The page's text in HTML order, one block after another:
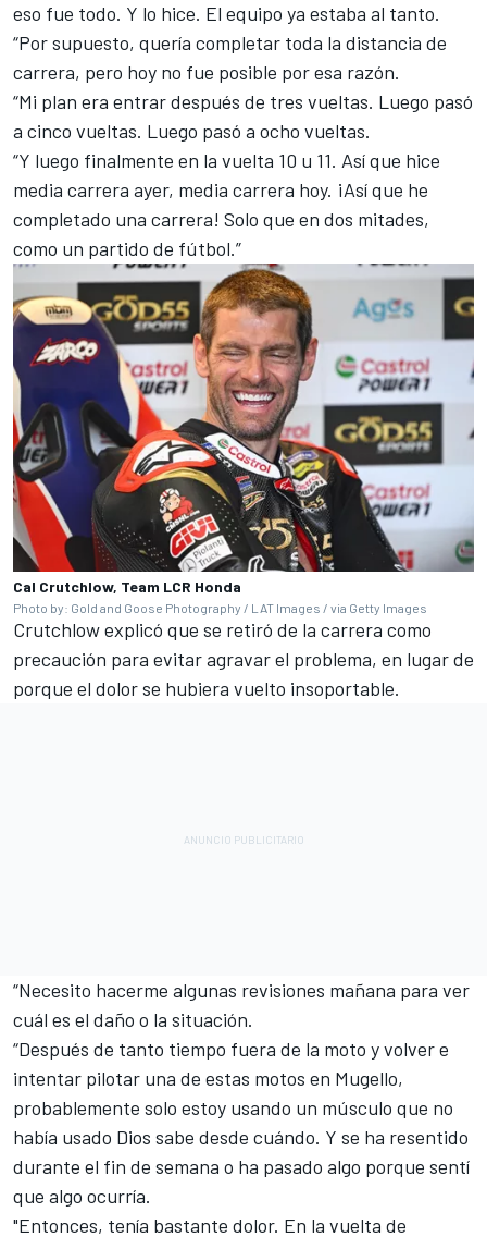
eso fue todo. Y lo hice. El equipo ya estaba al tanto.
“Por supuesto, quería completar toda la distancia de
carrera, pero hoy no fue posible por esa razón.
“Mi plan era entrar después de tres vueltas. Luego pasó
a cinco vueltas. Luego pasó a ocho vueltas.
“Y luego finalmente en la vuelta 10 u 11. Así que hice
media carrera ayer, media carrera hoy. ¡Así que he
completado una carrera! Solo que en dos mitades,
como un partido de fútbol.”
Cal Crutchlow, Team LCR Honda
Photo by: Gold and Goose Photography / LAT Images / via Getty Images
Crutchlow explicó que se retiró de la carrera como
precaución para evitar agravar el problema, en lugar de
porque el dolor se hubiera vuelto insoportable.
“Necesito hacerme algunas revisiones mañana para ver
cuál es el daño o la situación.
“Después de tanto tiempo fuera de la moto y volver e
intentar pilotar una de estas motos en Mugello,
probablemente solo estoy usando un músculo que no
había usado Dios sabe desde cuándo. Y se ha resentido
durante el fin de semana o ha pasado algo porque sentí
que algo ocurría.
"Entonces, tenía bastante dolor. En la vuelta de